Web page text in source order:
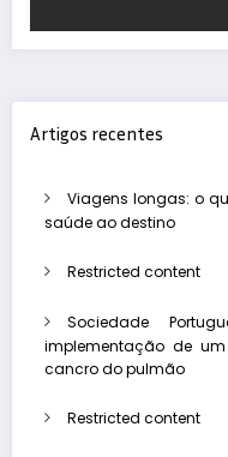
Artigos recentes
Viagens longas: o
saúde ao destino
Restricted content
Sociedade
implementação de
cancro do pulmão
Restricted content